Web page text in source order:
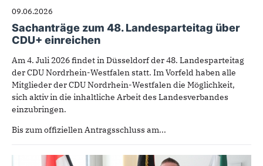
09.06.2026
Sachanträge zum 48. Landesparteitag über
CDU+ einreichen
Am 4. Juli 2026 findet in Düsseldorf der 48. Landesparteitag
der CDU Nordrhein-Westfalen statt. Im Vorfeld haben alle
Mitglieder der CDU Nordrhein-Westfalen die Möglichkeit,
sich aktiv in die inhaltliche Arbeit des Landesverbandes
einzubringen.
Bis zum offiziellen Antragsschluss am...